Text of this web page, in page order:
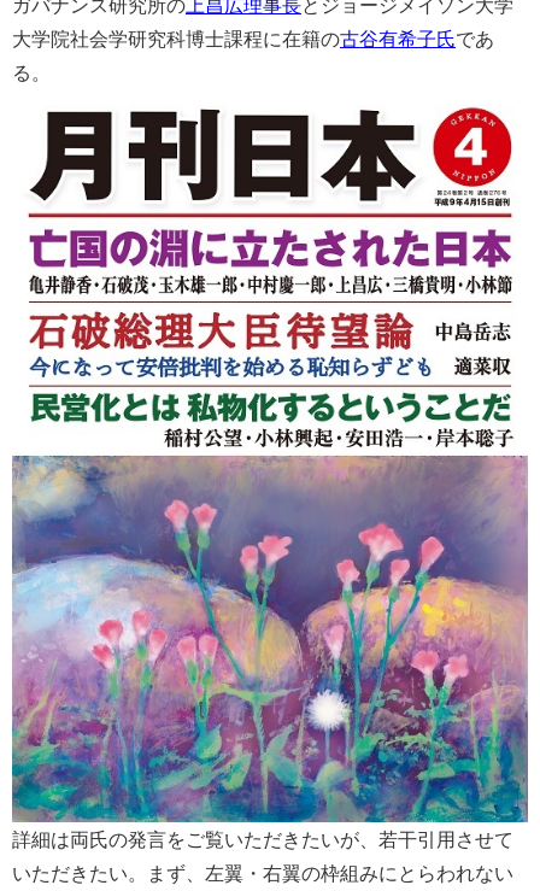
大学院社会学研究科博士課程に在籍の古谷有希子氏であ
る。
詳細は両氏の発言をご覧いただきたいが、若干引用させて
いただきたい。まず、左翼・右翼の枠組みにとらわれない